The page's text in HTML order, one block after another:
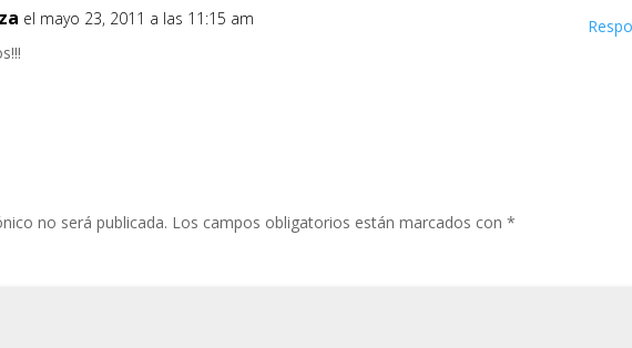
el mayo 23, 2011 a las 11:15 am
no será publicada. Los campos obligatorios están marcados con*